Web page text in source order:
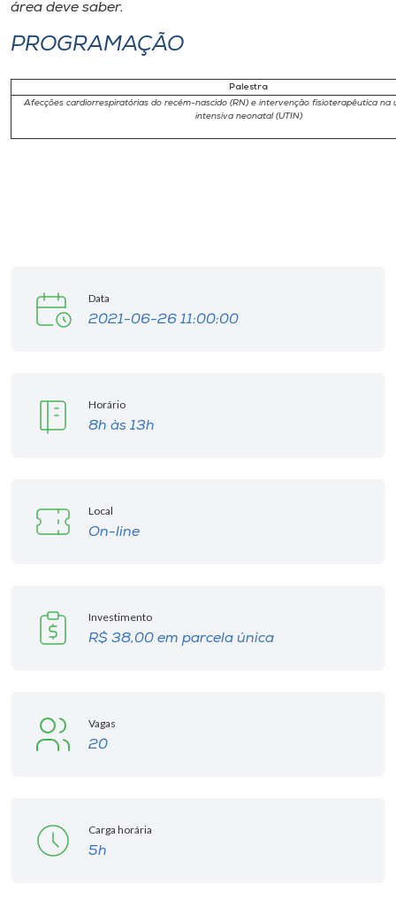
área deve saber.
PROGRAMAÇÃO
Palestra
Afecções cardiorrespiratórias do recém-nascido (RN) e intervenção fisioterapêutica na
intensiva neonatal (UTIN)
Data
2021-06-26 11:00:00
Horário
8h às 13h
Local
On-line
Investimento
R$ 38,00 em parcela única
Vagas
20
Carga horária
5h